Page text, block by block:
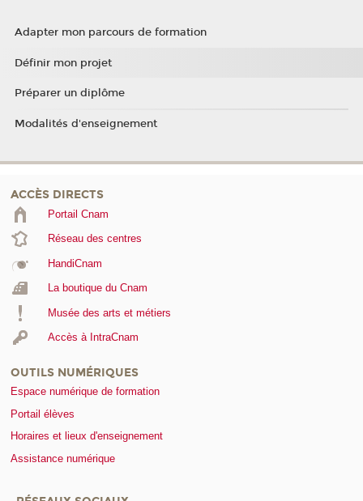
Adapter mon parcours de formation
Définir mon projet
Préparer un diplôme
Modalités d'enseignement
ACCÈS DIRECTS
Portail Cnam
Réseau des centres
HandiCnam
La boutique du Cnam
Musée des arts et métiers
Accès à IntraCnam
OUTILS NUMÉRIQUES
Espace numérique de formation
Portail élèves
Horaires et lieux d'enseignement
Assistance numérique